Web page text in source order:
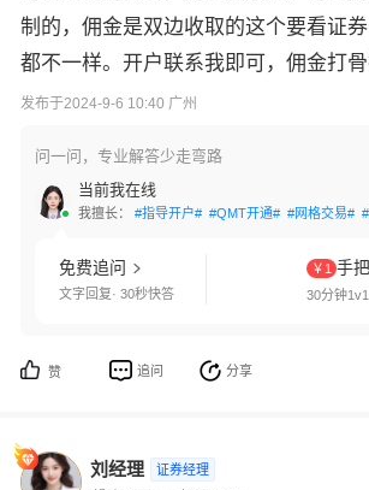
制的，佣金是双边收取的这个要看证
都不一样。开户联系我即可，佣金打骨
发布于2024-9-6 10:40 广州
问一问，专业解答少走弯路
当前我在线
我擅长： #指导开户# #QMT开通# #网格交易#
免费追问
文字回复· 30秒快答
￥1 手
30分钟
赞 追问 分享
刘经理 证券经理